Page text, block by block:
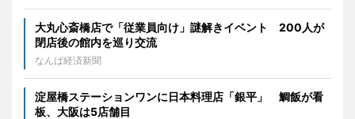
大丸心斎橋店で「従業員向け」謎解きイベント 200人が
閉店後の館内を巡り交流
なんば経済新聞
淀屋橋ステーションワンに日本料理店「銀平」 鯛飯が看
板、大阪は5店舗目